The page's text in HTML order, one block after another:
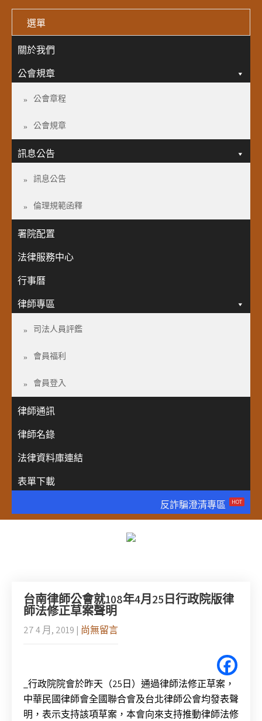
選單
關於我們
公會規章
公會章程
公會規章
訊息公告
訊息公告
倫理規範函釋
署院配置
法律服務中心
行事曆
律師專區
司法人員評鑑
會員福利
會員登入
律師通訊
律師名錄
法律資料庫連結
表單下載
反詐騙澄清專區
HOT
台南律師公會就108年4月25日行政院版律
師法修正草案聲明
27 4 月, 2019 | 尚無留言
_行政院院會於昨天（25日）通過律師法修正草案，
中華民國律師會全國聯合會及台北律師公會均發表聲
明，表示支持該項草案，本會向來支持推動律師法修